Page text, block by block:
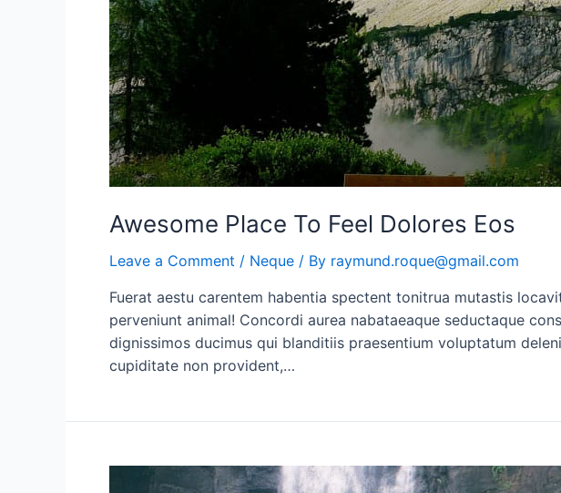
Awesome Place To Feel Dolores Eos
Leave a Comment / Neque / By raymund.roque@gmail.com
Fuerat aestu carentem habentia spectent tonitrua mutastis
perveniunt animal! Concordi aurea nabataeaque seductaque
dignissimos ducimus qui blanditiis praesentium voluptatum
cupiditate non provident,…